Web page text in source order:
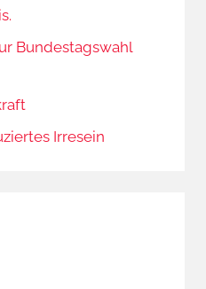
Bundestagswahl
Irresein